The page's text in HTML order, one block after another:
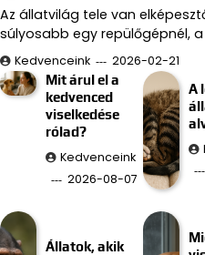
Az állatvilág tele van
súlyosabb egy repülőgépnél,
Kedvenceink
2026-02-21
Mit árul el a
kedvenced
viselkedése
rólad?
Kedvenceink
2026-08-07
A
Állatok, akik